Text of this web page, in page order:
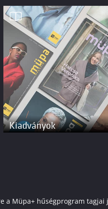
Kiadványok
Müpa+ hűségprogram